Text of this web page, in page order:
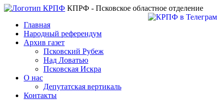
КПРФ - Псковское областное отделение
Главная
Народный референдум
Архив газет
Псковский Рубеж
Над Ловатью
Псковская Искра
О нас
Депутатская вертикаль
Контакты